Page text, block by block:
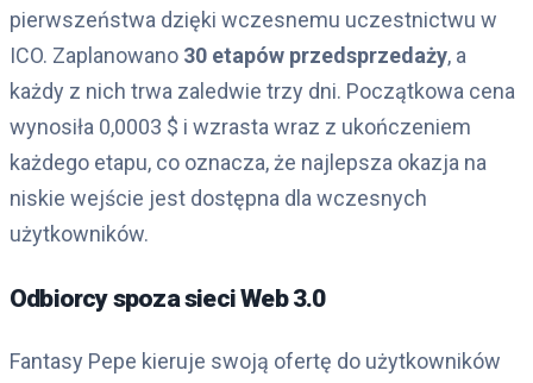
pierwszeństwa dzięki wczesnemu uczestnictwu w
ICO. Zaplanowano 30 etapów przedsprzedaży, a
każdy z nich trwa zaledwie trzy dni. Początkowa cena
wynosiła 0,0003 $ i wzrasta wraz z ukończeniem
każdego etapu, co oznacza, że ​​najlepsza okazja na
niskie wejście jest dostępna dla wczesnych
użytkowników.
Odbiorcy spoza sieci Web 3.0
Fantasy Pepe kieruje swoją ofertę do użytkowników